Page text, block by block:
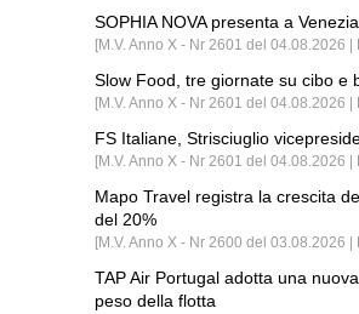
SOPHIA NOVA presenta a
[M.V. Anno X - Nr 2601 del 04.08.2026
Slow Food, tre giornate su cibo e
[M.V. Anno X - Nr 2601 del 04.08.2026 |
FS Italiane, Strisciuglio
[M.V. Anno X - Nr 2601 del 04.08.2026 |
Mapo Travel registra la crescita
del 20%
[M.V. Anno X - Nr 2600 del 03.08.2026 |
TAP Air Portugal adotta una
peso della flotta